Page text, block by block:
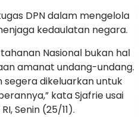
DPN dalam mengelola
kedaulatan negara.
Nasional bukan hal
amanat undang-undang.
segera dikeluarkan untuk
kata Sjafrie usai
Senin (25/11).